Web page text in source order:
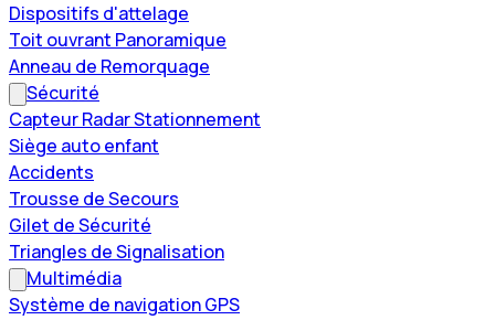
Dispositifs d'attelage
Toit ouvrant Panoramique
Anneau de Remorquage
Sécurité
Capteur Radar Stationnement
Siège auto enfant
Accidents
Trousse de Secours
Gilet de Sécurité
Triangles de Signalisation
Multimédia
Système de navigation GPS